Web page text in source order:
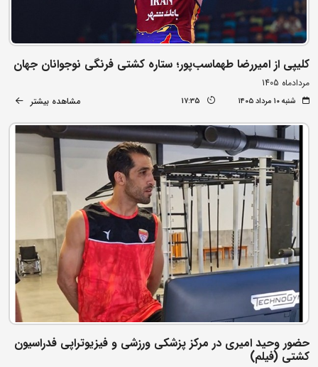
کلیپی از امیررضا طهماسب‌پور؛ ستاره کشتی فرنگی نوجوانان جهان
مردادماه 1405
شنبه ۱۰ مرداد ۱۴۰۵ 17:35 مشاهده بیشتر
حضور وحید امیری در مرکز پزشکی ورزشی و فیزیوتراپی فدراسیون
کشتی (فیلم)